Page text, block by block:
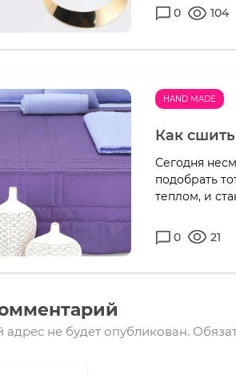
0
104
HAND MADE
Как
Сегодня
подобрать
теплом, и
0 21
не будет опубликован.